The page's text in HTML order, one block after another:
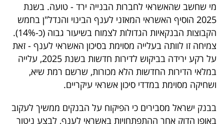
פודקאסט
40
UNDER
40
שיתופי
פעולה
מי שחשב שהאשראי לחברות הבנייה ירד - טועה. בשנת
2025 הוסיף האשראי המאזני לענף הבינוי והנדל"ן בחמש
הקבוצות הבנקאיות הגדולות לצמוח בשיעור גבוה (כ-14%).
צמיחה זו לוותה בעלייה מסוימת בסיכון האשראי לענף - זאת
על רקע ירידה בביקוש לדירות חדשות בשנת 2025, עלייה
במלאי הדירות החדשות הלא מכורות, שרשם רמת שיא,
ושחיקה מסוימת במדדי סיכון אשראי עיקריים.
בבנק ישראל מסבירים כי הפיקוח על הבנקים ממשיך לעקוב
באופן הדוק אחר ההתפתחויות באשראי לענף, לבצע ניטור